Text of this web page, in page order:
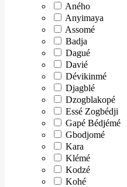
Aného
Anyimaya
Assomé
Badja
Dagué
Davié
Dévikinmé
Djagblé
Dzogblakopé
Essé Zogbédji
Gapé Bédjémé
Gbodjomé
Kara
Klémé
Kodzé
Kohé